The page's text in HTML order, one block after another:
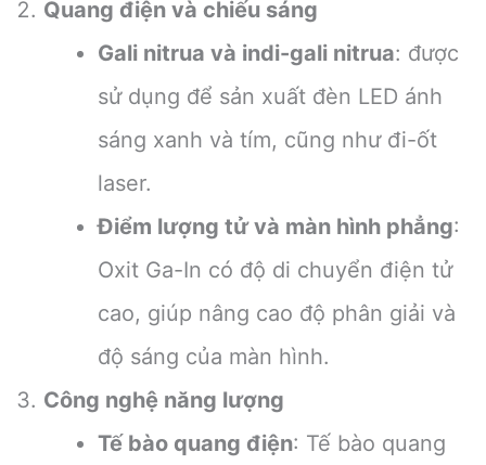
Quang điện và chiếu sáng
Gali nitrua và indi-gali nitrua: được
sử dụng để sản xuất đèn LED ánh
sáng xanh và tím, cũng như đi-ốt
laser.
Điểm lượng tử và màn hình phẳng:
Oxit Ga-In có độ di chuyển điện tử
cao, giúp nâng cao độ phân giải và
độ sáng của màn hình.
Công nghệ năng lượng
Tế bào quang điện: Tế bào quang